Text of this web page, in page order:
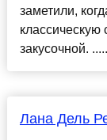
заметили,
закусочной.
Лана Дель